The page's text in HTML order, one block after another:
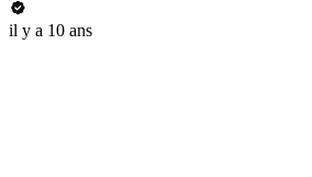
il y a 10 ans